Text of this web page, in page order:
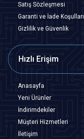
Satış Sözleşmesi
Garanti ve İade Koşulları
Gizlilik ve Güvenlik
Hızlı Erişim
Anasayfa
Yeni Ürünler
İndirimdekiler
Müşteri Hizmetleri
İletişim